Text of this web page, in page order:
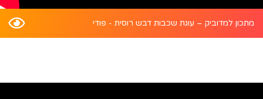
מתכון למדוביק – עוגת שכבות דבש רוסית - פודי